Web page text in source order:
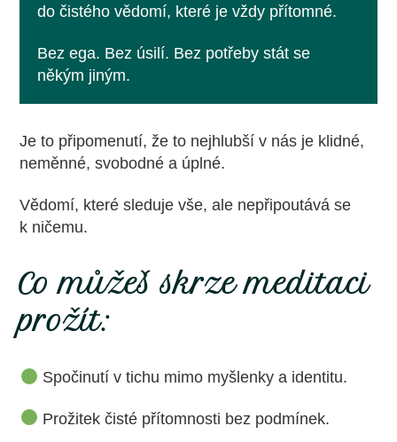
do čistého vědomí, které je vždy přítomné.
Bez ega. Bez úsilí. Bez potřeby stát se
někým jiným.
Je to připomenutí, že to nejhlubší v nás je klidné,
neměnné, svobodné a úplné.
Vědomí, které sleduje vše, ale nepřipoutává se
k ničemu.
Co můžeš skrze meditaci
prožít:
Spočinutí v tichu mimo myšlenky a identitu.
Prožitek čisté přítomnosti bez podmínek.